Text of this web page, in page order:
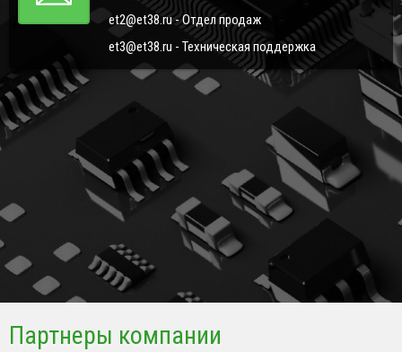
et2@et38.ru - Отдел продаж
et3@et38.ru - Техническая поддержка
Партнеры компании